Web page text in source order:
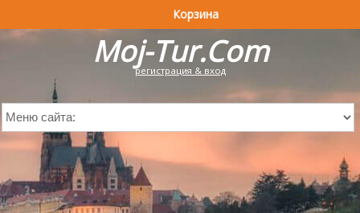
Moj-Tur.Com
регистрация & вход
Корзина